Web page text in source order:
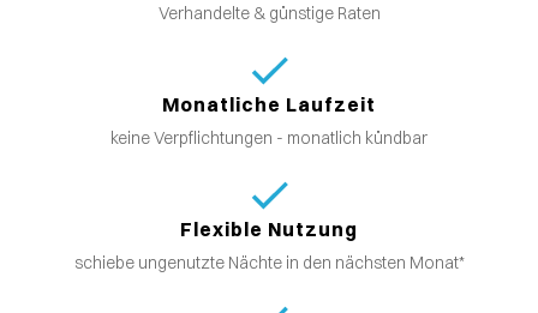
Verhandelte & günstige Raten
Monatliche Laufzeit
keine Verpflichtungen - monatlich kündbar
Flexible Nutzung
schiebe ungenutzte Nächte in den nächsten Monat*